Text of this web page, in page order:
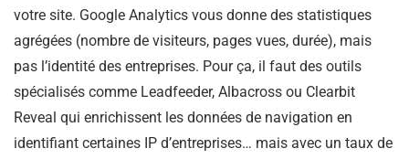
votre site. Google Analytics vous donne des statistiques
agrégées (nombre de visiteurs, pages vues, durée), mais
pas l’identité des entreprises. Pour ça, il faut des outils
spécialisés comme Leadfeeder, Albacross ou Clearbit
Reveal qui enrichissent les données de navigation en
identifiant certaines IP d’entreprises… mais avec un taux de